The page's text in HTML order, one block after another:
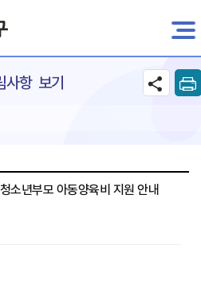
전자민원
사항 보기
소년부모 아동양육비 지원 안내